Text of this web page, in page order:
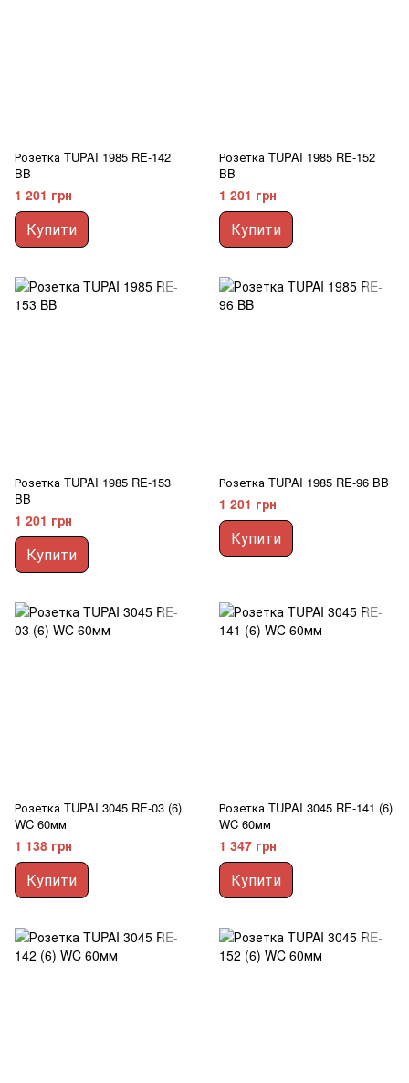
Розетка TUPAI 1985 RE-142
BB
1 201 грн
Купити
Розетка TUPAI 1985 RE-152
BB
1 201 грн
Купити
Розетка TUPAI 1985 RE-153
BB
1 201 грн
Купити
Розетка TUPAI 1985 RE-96 BB
1 201 грн
Купити
Розетка TUPAI 3045 RE-03 (6)
WC 60мм
1 138 грн
Купити
Розетка TUPAI 3045 RE-141 (6)
WC 60мм
1 347 грн
Купити